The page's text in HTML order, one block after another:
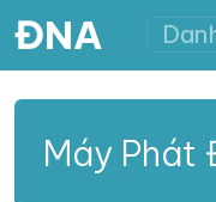
ĐNA
Máy Phát